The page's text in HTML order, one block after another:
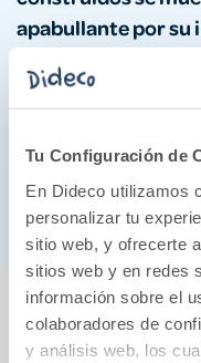
Tu Configuración de
En Dideco utilizamos
personalizar tu
sitio web, y ofrecerte
sitios web y en redes
información sobre el
colaboradores de
y análisis web, los
apabullante por su
esperaba de un
Hobb
perfectamente
fascinante.»